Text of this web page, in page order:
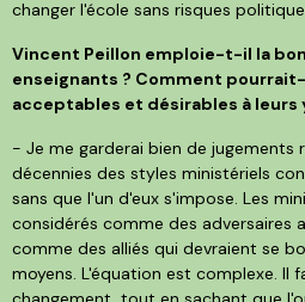
changer l'école sans risques
Vincent Peillon emploie-t-il la
enseignants ? Comment
acceptables et désirables à leurs
- Je me garderai bien de jugements
décennies des styles ministériels
sans que l'un d'eux s'impose. Les
considérés comme des adversaires
comme des alliés qui devraient se
moyens. L'équation est complexe. Il